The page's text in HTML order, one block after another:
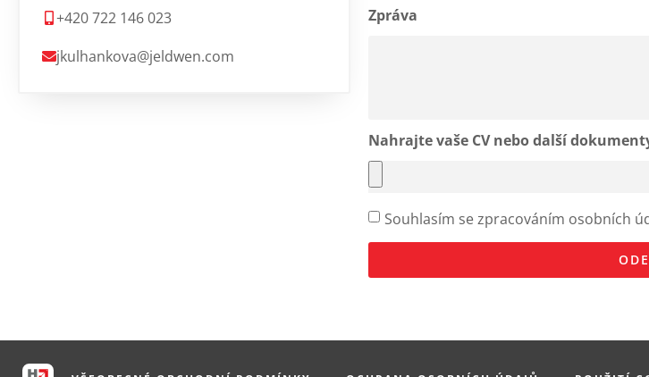
+420 722 146 023
jkulhankova@jeldwen.com
Zpráva
Nahrajte vaše CV nebo další
Souhlasím se zpracováním osobních